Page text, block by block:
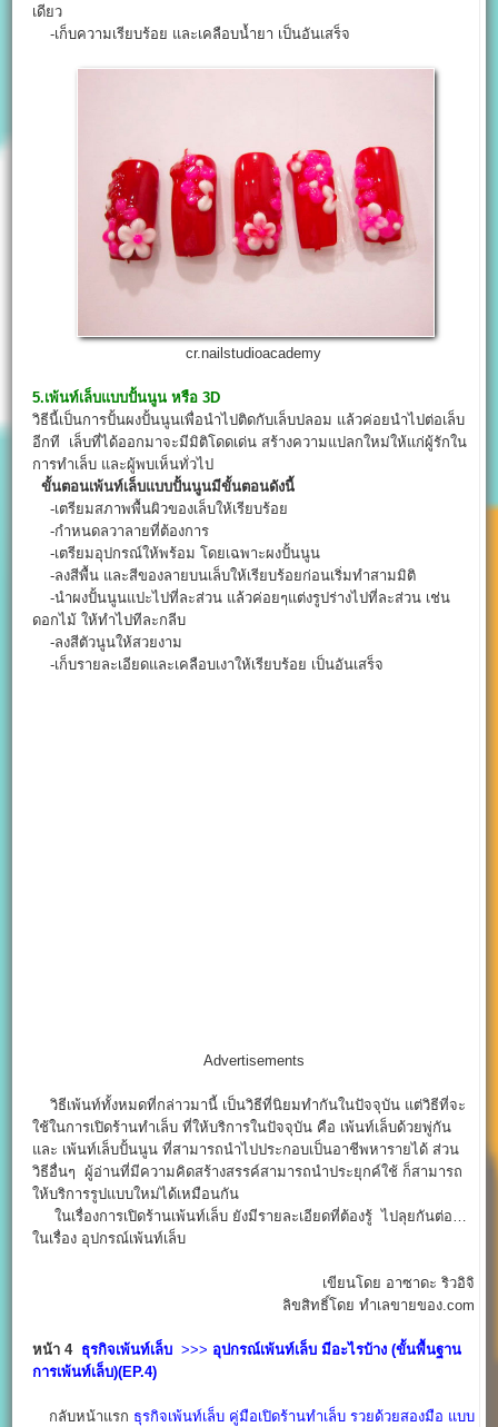
เดียว
-เก็บความเรียบร้อย และเคลือบน้ำยา เป็นอันเสร็จ
cr.nailstudioacademy
5.เพ้นท์เล็บแบบปั้นนูน หรือ 3D
วิธีนี้เป็นการปั้นผงปั้นนูนเพื่อนำไปติดกับเล็บปลอม แล้วค่อยนำไปต่อเล็บ
อีกที เล็บที่ได้ออกมาจะมีมิติโดดเด่น สร้างความแปลกใหม่ให้แก่ผู้รักใน
การทำเล็บ และผู้พบเห็นทั่วไป
ขั้นตอนเพ้นท์เล็บแบบปั้นนูนมีขั้นตอนดังนี้
-เตรียมสภาพพื้นผิวของเล็บให้เรียบร้อย
-กำหนดลวาลายที่ต้องการ
-เตรียมอุปกรณ์ให้พร้อม โดยเฉพาะผงปั้นนูน
-ลงสีพื้น และสีของลายบนเล็บให้เรียบร้อยก่อนเริ่มทำสามมิติ
-นำผงปั้นนูนแปะไปที่ละส่วน แล้วค่อยๆแต่งรูปร่างไปที่ละส่วน เช่น
ดอกไม้ ให้ทำไปทีละกลีบ
-ลงสีตัวนูนให้สวยงาม
-เก็บรายละเอียดและเคลือบเงาให้เรียบร้อย เป็นอันเสร็จ
Advertisements
วิธีเพ้นท์ทั้งหมดที่กล่าวมานี้ เป็นวิธีที่นิยมทำกันในปัจจุบัน แต่วิธีที่จะ
ใช้ในการเปิดร้านทำเล็บ ที่ให้บริการในปัจจุบัน คือ เพ้นท์เล็บด้วยพู่กัน
และ เพ้นท์เล็บปั้นนูน ที่สามารถนำไปประกอบเป็นอาชีพหารายได้ ส่วน
วิธีอื่นๆ ผู้อ่านที่มีความคิดสร้างสรรค์สามารถนำประยุกค์ใช้ ก็สามารถ
ให้บริการรูปแบบใหม่ได้เหมือนกัน
ในเรื่องการเปิดร้านเพ้นท์เล็บ ยังมีรายละเอียดที่ต้องรู้ ไปลุยกันต่อ…
ในเรื่อง อุปกรณ์เพ้นท์เล็บ
เขียนโดย อาซาดะ ริวอิจิ
ลิขสิทธิ์โดย ทำเลขายของ.com
หน้า 4 ธุรกิจเพ้นท์เล็บ >>> อุปกรณ์เพ้นท์เล็บ มีอะไรบ้าง (ขั้นพื้นฐาน
การเพ้นท์เล็บ)(EP.4)
กลับหน้าแรก ธุรกิจเพ้นท์เล็บ คู่มือเปิดร้านทำเล็บ รวยด้วยสองมือ แบบ